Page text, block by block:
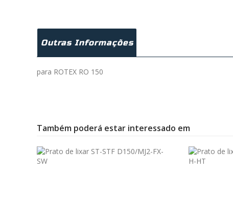
Outras Informações
para ROTEX RO 150
Também poderá estar interessado em